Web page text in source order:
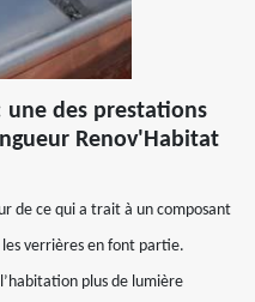
une des prestations
Renov'Habitat
de ce qui a trait à un composant
verrières en font partie.
plus de lumière